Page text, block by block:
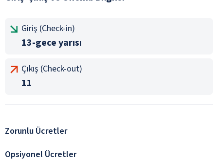
Giriş (Check-in)
13-gece yarısı
Çıkış (Check-out)
11
Zorunlu Ücretler
Opsiyonel Ücretler